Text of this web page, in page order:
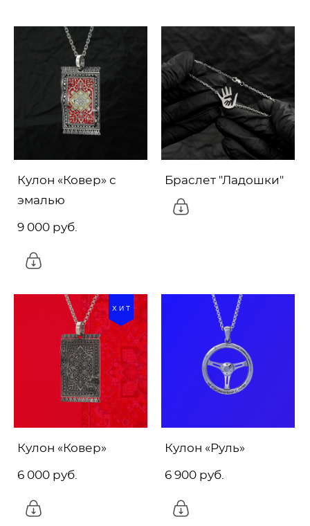
Кулон «Ковер» с
эмалью
9 000 pуб.
Браслет "Ладошки"
ХИТ
Кулон «Ковер»
6 000 pуб.
Кулон «Руль»
6 900 pуб.